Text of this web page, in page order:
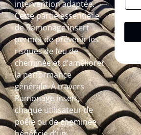
intervention adaptée.
Cette partie essentielle
de Ramonage insert
permet de prévenir les
risques de feu de
cheminée et d’améliorer
la performance
générale. À travers
Ramonage insert,
chaque utilisateur de
poêle ou de cheminée